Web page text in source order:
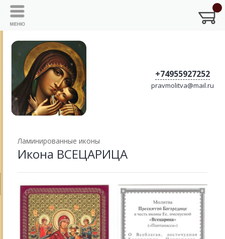
+74955927252
pravmolitva@mail.ru
Ламинированные иконы
Икона ВСЕЦАРИЦА